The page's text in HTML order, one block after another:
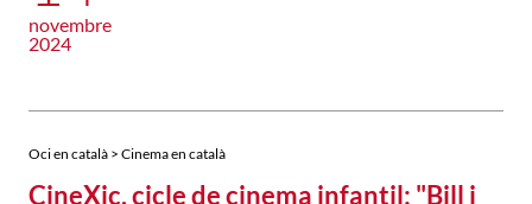
novembre
2024
Oci en català > Cinema en català
CineXic, cicle de cinema infantil: "Bill i